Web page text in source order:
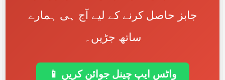
جابز حاصل کرنے کے لیے آج ہی ہمارے
ساتھ جڑیں۔
📱 واٹس ایپ چینل جوائن کریں